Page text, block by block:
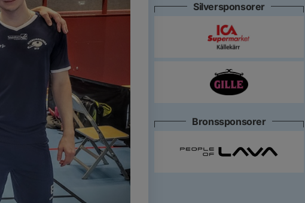
Silversponsorer
Bronssponsorer